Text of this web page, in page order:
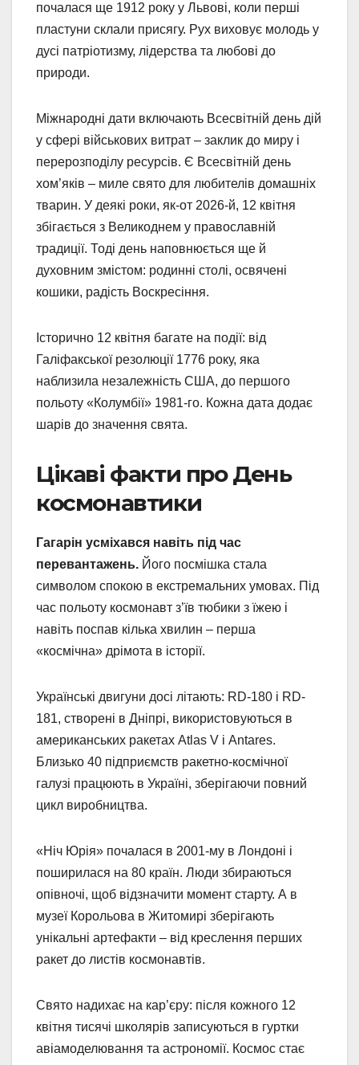
почалася ще 1912 року у Львові, коли перші
пластуни склали присягу. Рух виховує молодь у
дусі патріотизму, лідерства та любові до
природи.
Міжнародні дати включають Всесвітній день дій
у сфері військових витрат – заклик до миру і
перерозподілу ресурсів. Є Всесвітній день
хом’яків – миле свято для любителів домашніх
тварин. У деякі роки, як-от 2026-й, 12 квітня
збігається з Великоднем у православній
традиції. Тоді день наповнюється ще й
духовним змістом: родинні столі, освячені
кошики, радість Воскресіння.
Історично 12 квітня багате на події: від
Галіфакської резолюції 1776 року, яка
наблизила незалежність США, до першого
польоту «Колумбії» 1981-го. Кожна дата додає
шарів до значення свята.
Цікаві факти про День
космонавтики
Гагарін усміхався навіть під час
перевантажень. Його посмішка стала
символом спокою в екстремальних умовах. Під
час польоту космонавт з’їв тюбики з їжею і
навіть поспав кілька хвилин – перша
«космічна» дрімота в історії.
Українські двигуни досі літають: RD-180 і RD-
181, створені в Дніпрі, використовуються в
американських ракетах Atlas V і Antares.
Близько 40 підприємств ракетно-космічної
галузі працюють в Україні, зберігаючи повний
цикл виробництва.
«Ніч Юрія» почалася в 2001-му в Лондоні і
поширилася на 80 країн. Люди збираються
опівночі, щоб відзначити момент старту. А в
музеї Корольова в Житомирі зберігають
унікальні артефакти – від креслення перших
ракет до листів космонавтів.
Свято надихає на кар’єру: після кожного 12
квітня тисячі школярів записуються в гуртки
авіамоделювання та астрономії. Космос стає